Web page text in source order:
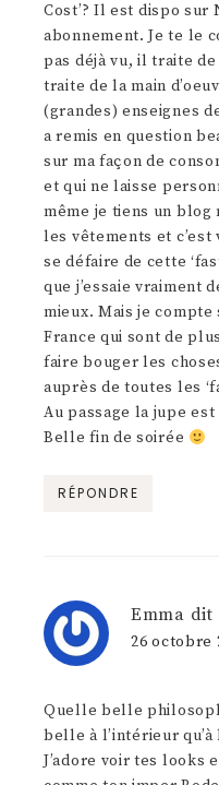
Cost’? Il est dispo sur
abonnement. Je te le
pas déjà vu, il traite
traite de la main
(grandes) enseignes
a remis en question
sur ma façon de
et qui ne laisse
même je tiens un blog
les vêtements et
se défaire de cette
que j’essaie vraiment
mieux. Mais je
France qui sont de
faire bouger les
auprès de toutes les
Au passage la jupe
Belle fin de soirée
RÉPONDRE
Emma dit
26 octobre
Quelle belle
belle à l’intérieur qu’à
J’adore voir tes looks